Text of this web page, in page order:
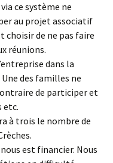
ce système ne
au projet associatif
choisir de ne pas faire
réunions.
dans la
des familles ne
de participer et
etc.
à trois le nombre de
est financier. Nous